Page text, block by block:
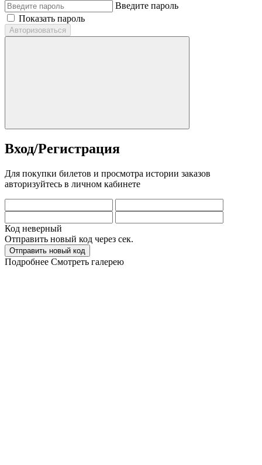
Введите пароль
Показать пароль
Авторизоваться
Вход/Регистрация
Для покупки билетов и просмотра истории заказов
авторизуйтесь в личном кабинете
Код неверный
Отправить новый код через сек.
Отправить новый код
Подробнее Смотреть галерею